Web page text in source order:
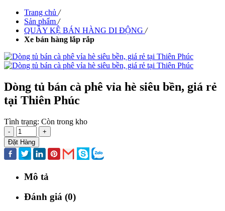
Trang chủ /
Sản phẩm /
QUẦY KỆ BÁN HÀNG DI ĐỘNG /
Xe bán hàng lắp rắp
Dòng tủ bán cà phê vỉa hè siêu bền, giá rẻ
tại Thiên Phúc
Tình trạng: Còn trong kho
-
+
Đặt Hàng
Mô tả
Đánh giá (0)